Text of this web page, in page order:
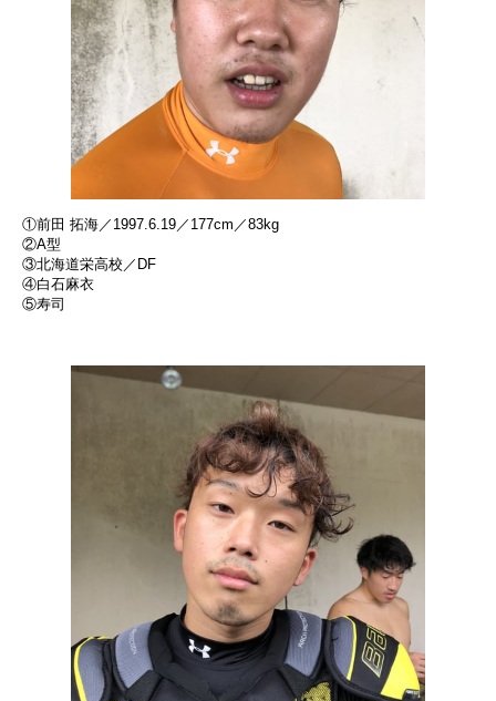
①前田 拓海／1997.6.19／177cm／83kg
②A型
③北海道栄高校／DF
④白石麻衣
⑤寿司